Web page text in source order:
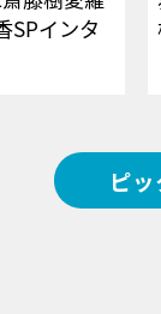
SPインタ
ピ